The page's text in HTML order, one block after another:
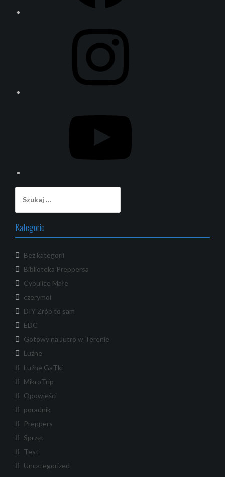
Kategorie
Bez kategorii
Biblioteka Preppersa
Cybulice Małe
czerymoi
DIY Zrób to sam
EDC
Gotowy na Jutro w Terenie
Luźne
Luźne GaTki
MikroTrip
Opowieści
poradnik
Preppers
Sprzęt
Test
Uncategorized